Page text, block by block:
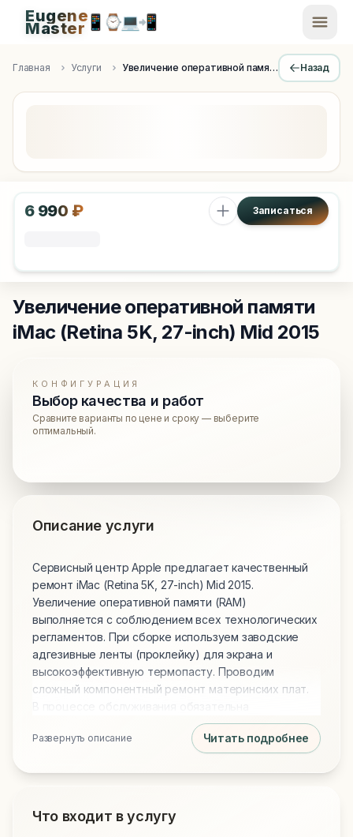
Apple Diagnostics & Engineering Authority in Saint
Eugene
Master📱 ⌚💻📲
Главная Услуги Увеличение оперативной памяти Назад
6 990 ₽ Записаться
Увеличение оперативной памяти
iMac (Retina 5K, 27-inch) Mid 2015
КОНФИГУРАЦИЯ
Выбор качества и работ
Сравните варианты по цене и сроку — выберите
оптимальный.
Описание услуги
Сервисный центр Apple предлагает качественный
ремонт iMac (Retina 5K, 27-inch) Mid 2015.
Увеличение оперативной памяти (RAM)
выполняется с соблюдением всех технологических
регламентов. При сборке используем заводские
адгезивные ленты (проклейку) для экрана и
высокоэффективную термопасту. Проводим
сложный компонентный ремонт материнских плат.
профессиональная чистка от пыли и замена
термопасты на Arctic MX-4 или MX-6 для
проверенные запчасти и предоставляем гарантию
Развернуть описание Читать подробнее
Что входит в услугу